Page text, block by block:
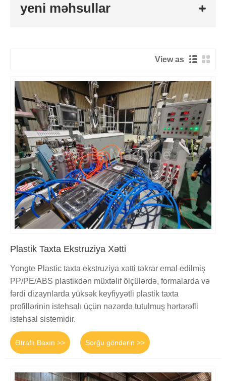
yeni məhsullar
View as
Plastik Taxta Ekstruziya Xətti
Yongte Plastic taxta ekstruziya xətti təkrar emal edilmiş
PP/PE/ABS plastikdən müxtəlif ölçülərdə, formalarda və
fərdi dizaynlarda yüksək keyfiyyətli plastik taxta
profillərinin istehsalı üçün nəzərdə tutulmuş hərtərəfli
istehsal sistemidir.
Ətraflı Baxın >> Sorğu göndərin >>